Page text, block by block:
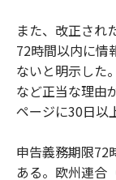
また、改正され
72時間以内に情
ないと明示した
など正当な理由
ページに30日以
申告義務期限72
ある。欧州連合